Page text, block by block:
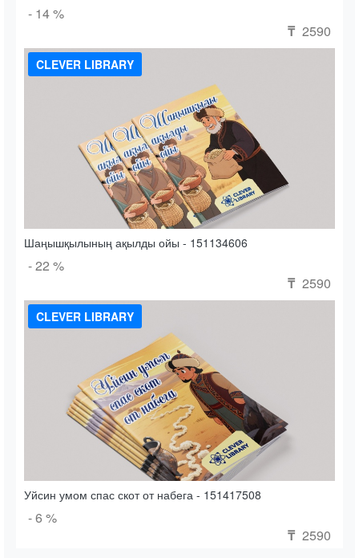
- 14 %
₸ 2590
CLEVER LIBRARY
Шаңышқылының ақылды ойы - 151134606
- 22 %
₸ 2590
CLEVER LIBRARY
Уйсин умом спас скот от набега - 151417508
- 6 %
₸ 2590